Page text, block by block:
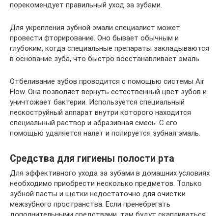
порекомендует правильный уход за зубами.
Для укрепления зубной эмали специалист может
провести фторирование. Оно бывает обычным и
глубоким, когда специальные препараты закладываются
в основание зуба, что быстро восстанавливает эмаль.
Отбеливание зубов проводится с помощью системы Air
Flow. Она позволяет вернуть естественный цвет зубов и
уничтожает бактерии. Используется специальный
пескоструйный аппарат внутри которого находится
специальный раствор и абразивная смесь. С его
помощью удаляется налет и полируется зубная эмаль.
Средства для гигиены полости рта
Для эффективного ухода за зубами в домашних условиях
необходимо приобрести несколько предметов. Только
зубной пасты и щетки недостаточно для очистки
межзубного пространства. Если пренебрегать